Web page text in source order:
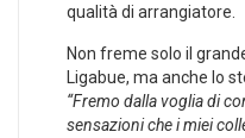
qualità di arrangiatore.
Non freme solo il
Ligabue, ma anche lo
“Fremo dalla voglia di
sensazioni che i miei